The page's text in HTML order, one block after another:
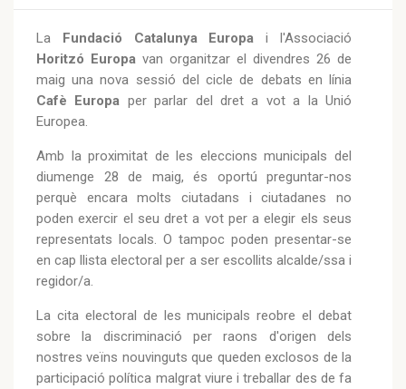
La Fundació Catalunya Europa i l'Associació
Horitzó Europa van organitzar el divendres 26 de
maig una nova sessió del cicle de debats en línia
Cafè Europa per parlar del dret a vot a la Unió
Europea.
Amb la proximitat de les eleccions municipals del
diumenge 28 de maig, és oportú preguntar-nos
perquè encara molts ciutadans i ciutadanes no
poden exercir el seu dret a vot per a elegir els seus
representats locals. O tampoc poden presentar-se
en cap llista electoral per a ser escollits alcalde/ssa i
regidor/a.
La cita electoral de les municipals reobre el debat
sobre la discriminació per raons d'origen dels
nostres veïns nouvinguts que queden exclosos de la
participació política malgrat viure i treballar des de fa